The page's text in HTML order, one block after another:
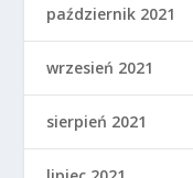
październik 2021
wrzesień 2021
sierpień 2021